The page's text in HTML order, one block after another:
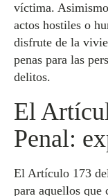
víctima.
actos hostiles o
disfrute de la
penas para las
delitos.
El
Penal:
El Artículo 173
para aquellos que